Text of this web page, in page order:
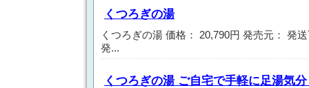
くつろぎの湯
くつろぎの湯 価格： 20,790円 発売元： 発
発...
くつろぎの湯 ご自宅で手軽に足湯気